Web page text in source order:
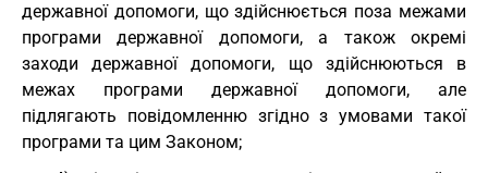
державної допомоги, що здійснюється поза межами
програми державної допомоги, а також окремі
заходи державної допомоги, що здійснюються в
межах програми державної допомоги, але
підлягають повідомленню згідно з умовами такої
програми та цим Законом;